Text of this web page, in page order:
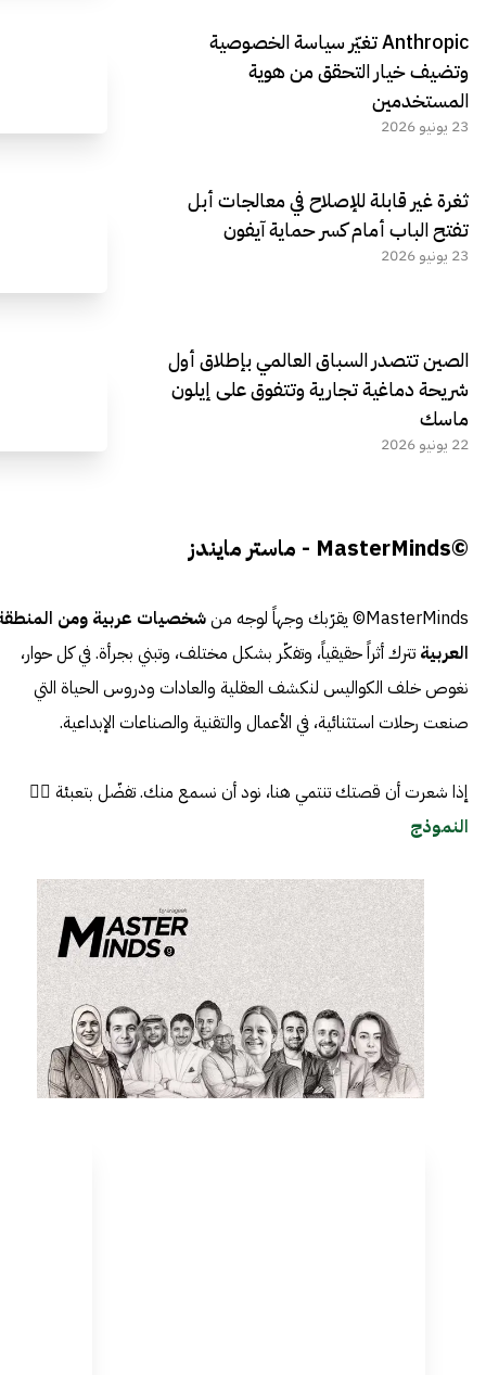
Anthropic تغيّر سياسة الخصوصية
وتضيف خيار التحقق من هوية
المستخدمين
23 يونيو 2026
ثغرة غير قابلة للإصلاح في معالجات أبل
تفتح الباب أمام كسر حماية آيفون
23 يونيو 2026
الصين تتصدر السباق العالمي بإطلاق أول
شريحة دماغية تجارية وتتفوق على إيلون
ماسك
22 يونيو 2026
©MasterMinds - ماستر مايندز
MasterMinds© يقرّبك وجهاً لوجه من
شخصيات عربية ومن
العربية تترك أثراً حقيقياً، وتفكّر بشكل مختلف، وتبني بجرأة. في كل حوار،
نغوص خلف الكواليس لنكشف العقلية والعادات ودروس الحياة التي
صنعت رحلات استثنائية، في الأعمال والتقنية والصناعات الإبداعية.
إذا شعرت أن قصتك تنتمي هنا، نود أن نسمع منك. تفضّل بتعبئة 👈🏼
النموذج